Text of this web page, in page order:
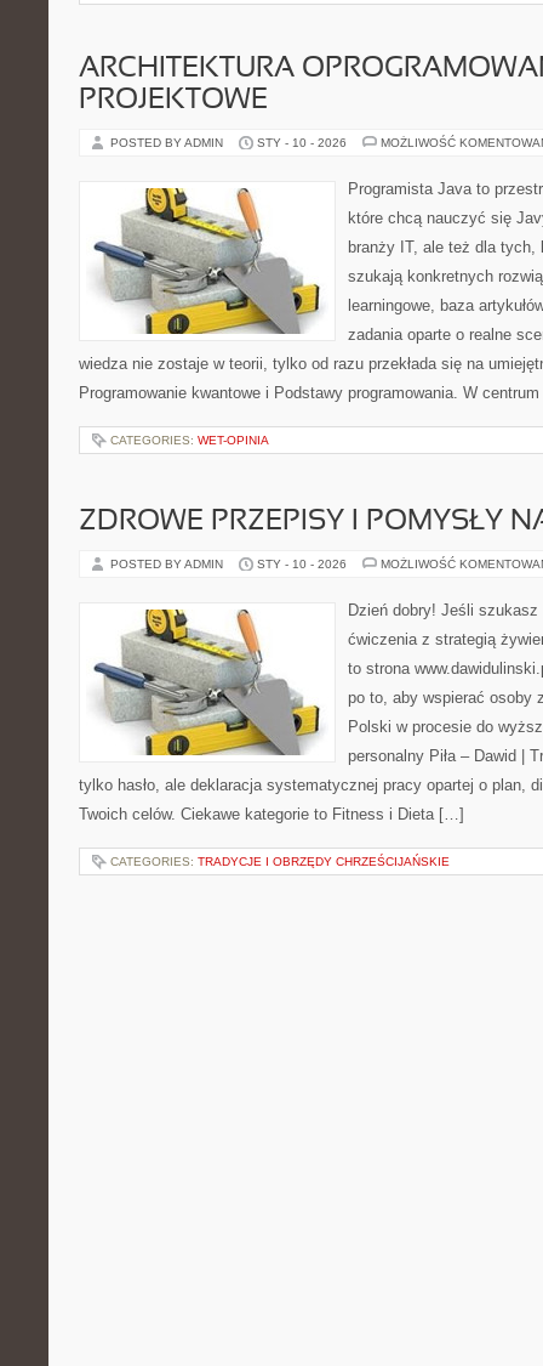
ARCHITEKTURA
PROJEKTOWE
POSTED BY ADMIN STY - 10 - 2026 MOŻLIWOŚĆ
Programista Java to
które chcą nauczyć się
branży IT, ale też dla
szukają konkretnych
learningowe, baza
zadania oparte o realne
wiedza nie zostaje w teorii, tylko od razu przekłada się na
Programowanie kwantowe i Podstawy programowania. W
CATEGORIES: WET-OPINIA
ZDROWE PRZEPISY I POMYSŁY
POSTED BY ADMIN STY - 10 - 2026 MOŻLIWOŚĆ
Dzień dobry! Jeśli
ćwiczenia z strategią
to strona
po to, aby wspierać osoby
Polski w procesie do
personalny Piła – Dawid |
tylko hasło, ale deklaracja systematycznej pracy opartej o plan,
Twoich celów. Ciekawe kategorie to Fitness i Dieta […]
CATEGORIES: TRADYCJE I OBRZĘDY CHRZEŚCIJAŃSKIE